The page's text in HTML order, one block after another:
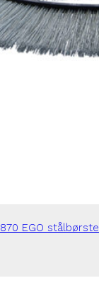
EGO stålbørste